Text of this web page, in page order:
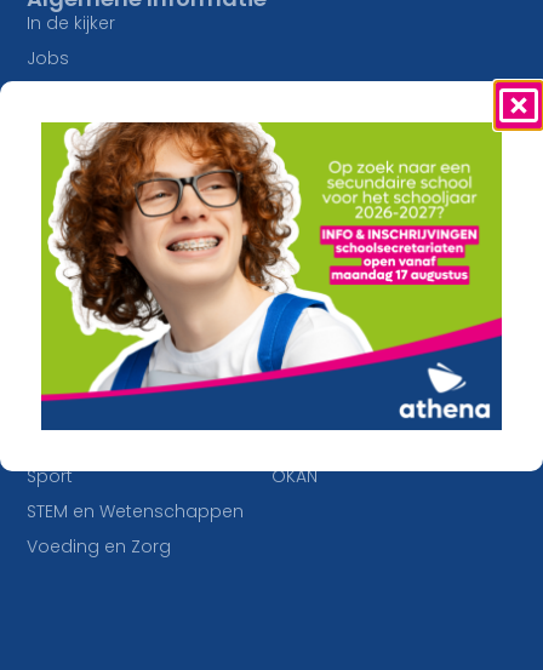
Onze Campussen
athena Pottelberg
athena Drie Hofsteden
athena Heule
Buitengewoon onderwijs
OKAN
Lesaanbod
Algemene vorming
Creatief
Constructie en Techniek
Economie en Maatschappij
Sport
STEM en Wetenschappen
Voeding en Zorg
In de kijker
Jobs
Inschrijvingen